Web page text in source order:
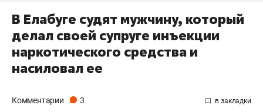
В Елабуге судят мужчину, который
делал своей супруге инъекции
наркотического средства и
насиловал ее
Комментарии 3